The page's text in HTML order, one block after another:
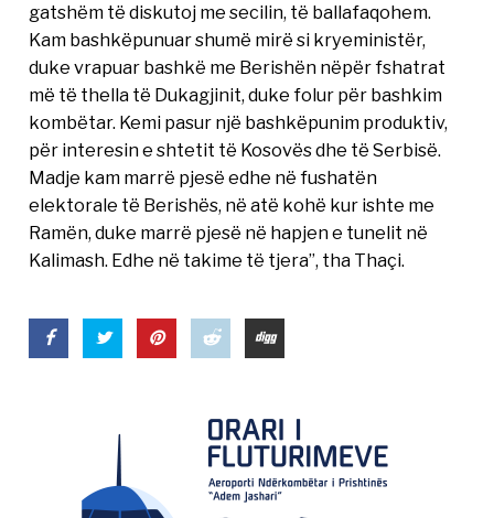
gatshëm të diskutoj me secilin, të ballafaqohem.
Kam bashkëpunuar shumë mirë si kryeministër,
duke vrapuar bashkë me Berishën nëpër fshatrat
më të thella të Dukagjinit, duke folur për bashkim
kombëtar. Kemi pasur një bashkëpunim produktiv,
për interesin e shtetit të Kosovës dhe të Serbisë.
Madje kam marrë pjesë edhe në fushatën
elektorale të Berishës, në atë kohë kur ishte me
Ramën, duke marrë pjesë në hapjen e tunelit në
Kalimash. Edhe në takime të tjera”, tha Thaçi.